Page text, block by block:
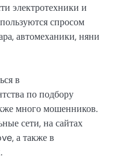
электротехники и
спросом
автомеханики, няни
в
по подбору
много мошенников.
сети, на сайтах
а также в